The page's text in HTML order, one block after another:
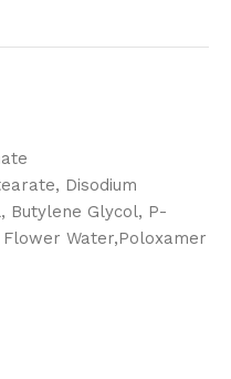
Disodium
Butylene Glycol, P-
Flower Water,Poloxamer